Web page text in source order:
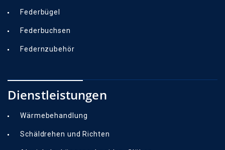
Federbügel
Federbuchsen
Federnzubehör
Dienstleistungen
Wärmebehandlung
Schäldrehen und Richten